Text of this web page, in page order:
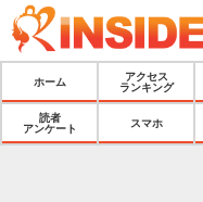
ホーム
アクセス
ランキング
読者
アンケート
スマホ